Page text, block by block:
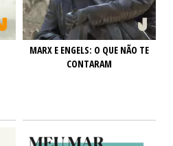
MARX E ENGELS: O QUE NÃO TE
CONTARAM